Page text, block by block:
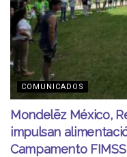
COMUNICADOS
Mondelēz México,
impulsan
Campamento